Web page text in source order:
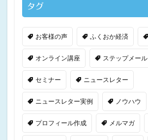
タグ
お客様の声 ふくおか経済
オンライン講座 ステップメール
セミナー ニュースレター
ニュースレター実例 ノウハウ
プロフィール作成 メルマガ